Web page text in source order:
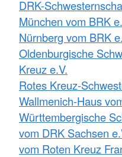
DRK-
München vom BRK
Nürnberg vom BRK
Oldenburgische
Kreuz e.V.
Rotes Kreuz-
Wallmenich-Haus
Württembergische
vom DRK Sachsen
vom Roten Kreuz